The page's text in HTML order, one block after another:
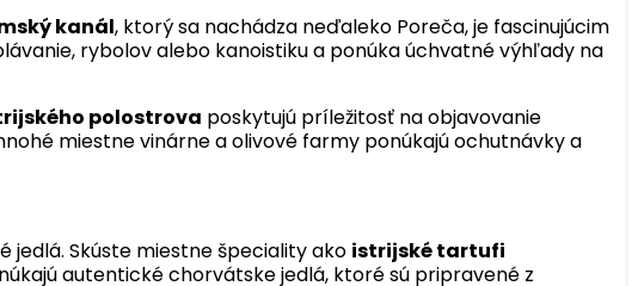
kanál, ktorý sa nachádza neďaleko Poreča, je fascinujúcim
rybolov alebo kanoistiku a ponúka úchvatné výhľady na
polostrova poskytujú príležitosť na objavovanie
miestne vinárne a olivové farmy ponúkajú ochutnávky a
Skúste miestne špeciality ako istrijské tartufi
autentické chorvátske jedlá, ktoré sú pripravené z